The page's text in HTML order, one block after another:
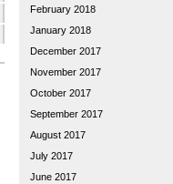
February 2018
January 2018
December 2017
November 2017
October 2017
September 2017
August 2017
July 2017
June 2017